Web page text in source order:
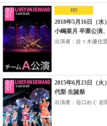
HD
2018年5月16日（
小嶋菜月 卒業公演
出演者：佐々木優佳
2015年6月23日（
代梨 生誕祭
出演者：谷口めぐ 岩